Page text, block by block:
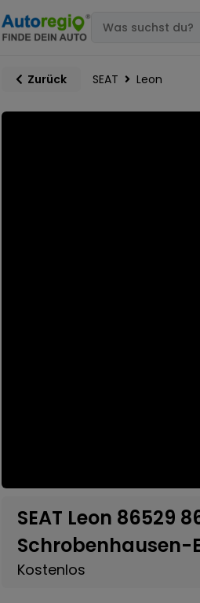
Zurück SEAT Leon
SEAT Leon 86529
Schrobenhausen-
Kostenlos